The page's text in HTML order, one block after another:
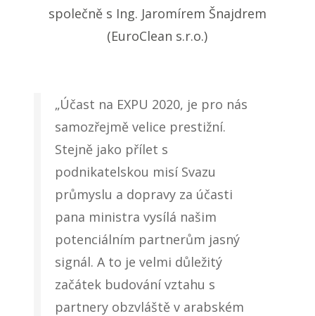
společně s Ing. Jaromírem Šnajdrem
(EuroClean s.r.o.)
„Účast na EXPU 2020, je pro nás
samozřejmě velice prestižní.
Stejně jako přílet s
podnikatelskou misí Svazu
průmyslu a dopravy za účasti
pana ministra vysílá našim
potenciálním partnerům jasný
signál. A to je velmi důležitý
začátek budování vztahu s
partnery obzvláště v arabském